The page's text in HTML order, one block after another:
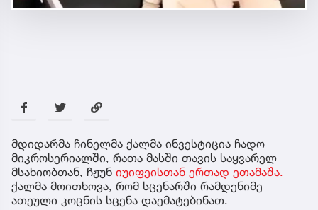
მდიდარმა ჩინელმა ქალმა ინვესტიცია ჩადო
მიკროსერიალში, რათა მასში თავის საყვარელ
მსახიობთან, ჩჟუნ იუიფეისთან ერთად ეთამაშა.
ქალმა მოითხოვა, რომ სცენარში რამდენიმე
ათეული კოცნის სცენა დაემატებინათ.